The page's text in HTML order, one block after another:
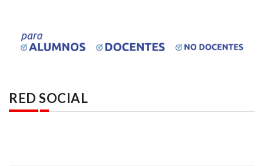
RED SOCIAL